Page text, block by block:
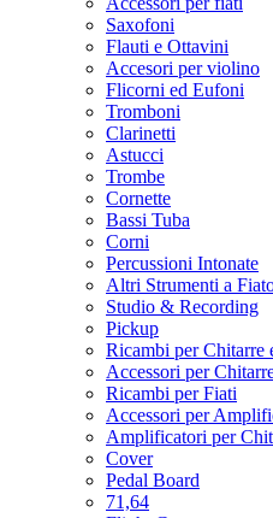
Saxofoni
Flauti e Ottavini
Accesori per violino
Flicorni ed Eufoni
Tromboni
Clarinetti
Astucci
Trombe
Cornette
Bassi Tuba
Corni
Percussioni Intonate
Altri Strumenti a
Studio & Recording
Pickup
Ricambi per Chitarre
Accessori per
Ricambi per Fiati
Accessori per
Amplificatori per
Cover
Pedal Board
71,64